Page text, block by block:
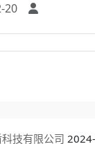
20
技有限公司